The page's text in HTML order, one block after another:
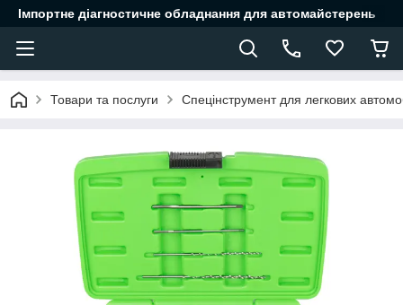
Імпортне діагностичне обладнання для автомайстерень
Товари та послуги Спецінструмент для легкових